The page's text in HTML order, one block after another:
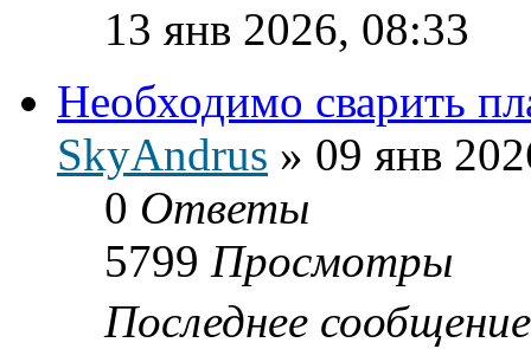
13 янв 2026, 08:33
Необходимо сварить
SkyAndrus » 09 янв
0 Ответы
5799 Просмотры
Последнее